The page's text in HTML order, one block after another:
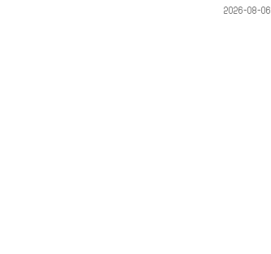
2026-08-06